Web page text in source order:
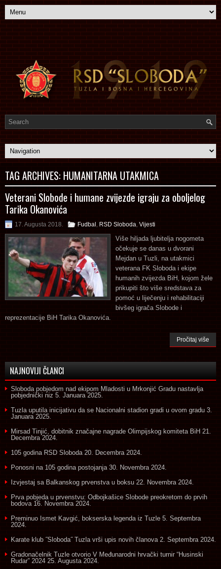
TAG ARCHIVES: HUMANITARNA UTAKMICA
Veterani Slobode i humane zvijezde igraju za oboljelog
Tarika Okanovića
17. Augusta 2018. Fudbal RSD Sloboda Vijesti
Više hiljada ljubitelja nogometa
očekuje se danas u dvorani
Mejdan u Tuzli, na utakmici
veterana FK Sloboda i ekipe
humanih zvijezda BiH, kojom žele
prikupiti što više sredstava za
pomoć u liječenju i rehabilitaciji
bivšeg igrača Slobode i
reprezentacije BiH Tarika Okanovića.
Pročitaj više
NAJNOVIJI ČLANCI
Sloboda pobjedom nad ekipom Mladosti u Mrkonjić Gradu nastavlja
pobjednički niz 5. Januara 2025.
Tuzla uputila inicijativu da se Nacionalni stadion gradi u ovom gradu 3.
Januara 2025.
Mirsad Tinjić, dobitnik značajne nagrade Olimpijskog komiteta BiH 21.
Decembra 2024.
105 godina RSD Sloboda 20. Decembra 2024.
Ponosni na 105 godina postojanja 30. Novembra 2024.
Izvjestaj sa Balkanskog prvenstva u boksu 22. Novembra 2024.
Prva pobjeda u prvenstvu: Odbojkašice Slobode preokretom do prvih
bodova 16. Novembra 2024.
Preminuo Ismet Kavgić, bokserska legenda iz Tuzle 5. Septembra
2024.
Karate klub ˝Sloboda˝ Tuzla vrši upis novih članova 2. Septembra 2024.
Gradonačelnik Tuzle otvorio V Međunarodni hrvački turnir “Husinski
Rudar” 2024 25. Augusta 2024.